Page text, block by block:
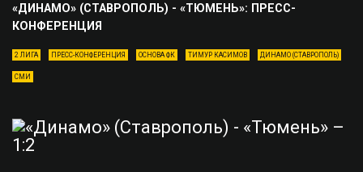
«ДИНАМО» (СТАВРОПОЛЬ) - «ТЮМЕНЬ»: ПРЕСС-
КОНФЕРЕНЦИЯ
2 ЛИГА ПРЕСС-КОНФЕРЕНЦИЯ ОСНОВА ФК ТИМУР КАСИМОВ ДИНАМО (СТАВРОПОЛЬ)
СМИ